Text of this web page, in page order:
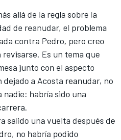
allá de la regla sobre la
de reanudar, el problema
contra Pedro, pero creo
Es un tema que
junto con el aspecto
a Acosta reanudar, no
nadie: habría sido una
salido una vuelta después de
no habría podido